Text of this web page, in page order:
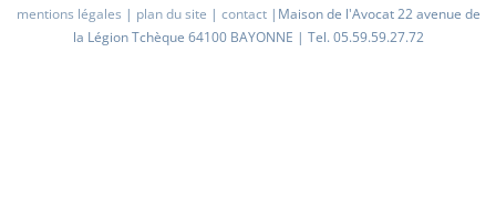
mentions légales | plan du site | contact|Maison de l'Avocat 22 avenue de
la Légion Tchèque 64100 BAYONNE | Tel. 05.59.59.27.72